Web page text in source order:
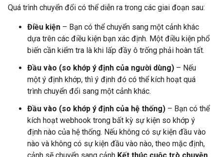
Quá trình chuyển đổi có thể diễn ra trong các giai đoạn sau:
Điều kiện – Bạn có thể chuyển sang một cảnh khác
dựa trên các điều kiện bạn xác định. Một điều kiện phổ
biến cần kiểm tra là khi lấp đầy ô trống phải hoàn tất.
Đầu vào (so khớp ý định của người dùng) – Nếu
một ý định khớp, thì ý định đó có thể kích hoạt quá
trình chuyển đổi sang một cảnh khác.
Đầu vào (so khớp ý định của hệ thống) – Bạn có thể
kích hoạt webhook trong bất kỳ sự kiện so khớp ý
định nào của hệ thống. Nếu không có sự kiện đầu vào
nào và không có sự kiện đầu vào nào, theo mặc định,